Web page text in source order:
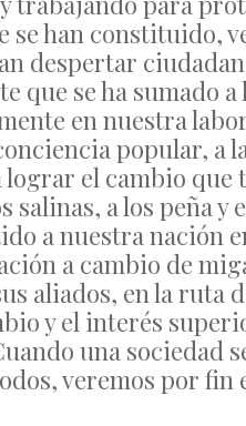
se han constituido,
despertar
que se ha sumado
en nuestra
popular, a
el cambio que
salinas, a los peña
a nuestra nación
a cambio de
aliados, en la ruta
y el interés
una sociedad
veremos por